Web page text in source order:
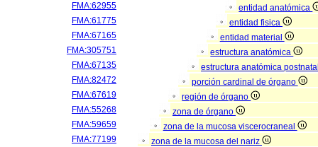
FMA:62955
entidad anatómica
FMA:61775
entidad fisica
FMA:67165
entidad material
FMA:305751
estructura anatómica
FMA:67135
estructura anatómica
FMA:82472
porción cardinal de órgano
FMA:67619
región de órgano
FMA:55268
zona de órgano
FMA:59659
zona de la mucosa viscerocraneal
FMA:77199
zona de la mucosa del nariz